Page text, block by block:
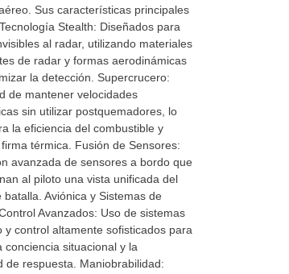
Sus características principales
Stealth: Diseñados para
al radar, utilizando materiales
de radar y formas aerodinámicas
la detección. Supercrucero:
de mantener velocidades
sin utilizar postquemadores, lo
la eficiencia del combustible y
térmica. Fusión de Sensores:
avanzada de sensores a bordo que
al piloto una vista unificada del
batalla. Aviónica y Sistemas de
Avanzados: Uso de sistemas
y control altamente sofisticados para
conciencia situacional y la
de respuesta. Maniobrabilidad: